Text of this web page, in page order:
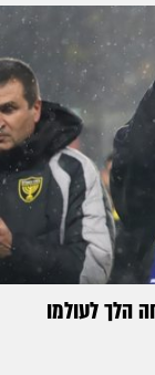
הלך לעולמו